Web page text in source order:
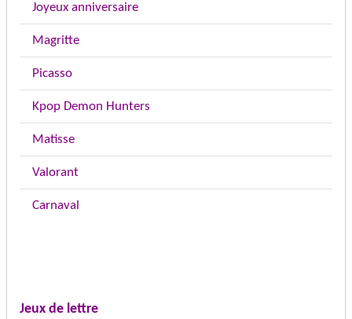
Joyeux anniversaire
Magritte
Picasso
Kpop Demon Hunters
Matisse
Valorant
Carnaval
Jeux de lettre